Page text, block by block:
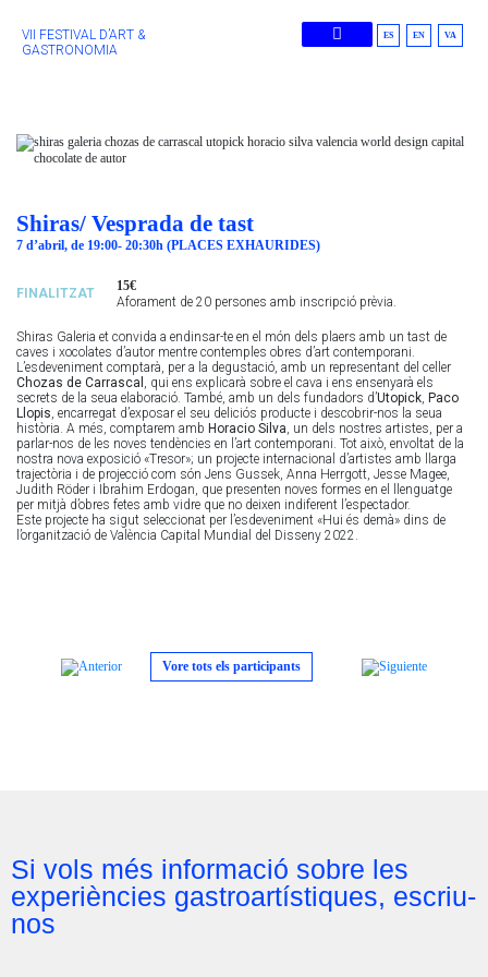
VII FESTIVAL D’ART &
GASTRONOMIA
ES EN VA
Shiras/ Vesprada de tast
7 d’abril, de 19:00- 20:30h (PLACES EXHAURIDES)
FINALITZAT
15€
Aforament de 20 persones amb inscripció prèvia.
Shiras Galeria et convida a endinsar-te en el món dels plaers amb un tast de
caves i xocolates d’autor mentre contemples obres d’art contemporani.
L’esdeveniment comptarà, per a la degustació, amb un representant del celler
Chozas de Carrascal
, qui ens explicarà sobre el cava i ens ensenyarà els
secrets de la seua elaboració. També, amb un dels fundadors d’Utopick Paco
Llopis , encarregat d’exposar el seu deliciós producte i descobrir-nos la seua
història. A més, comptarem amb Horacio Silva , un dels nostres artistes, per a
parlar-nos de les noves tendències en l’art contemporani. Tot això, envoltat de la
nostra nova exposició «Tresor»; un projecte internacional d’artistes amb llarga
trajectòria i de projecció com són Jens Gussek, Anna Herrgott, Jesse Magee,
Judith Röder i Ibrahim Erdogan, que presenten noves formes en el llenguatge
per mitjà d’obres fetes amb vidre que no deixen indiferent l’espectador.
Este projecte ha sigut seleccionat per l’esdeveniment «Hui és demà» dins de
l’organització de València Capital Mundial del Disseny 2022.
Vore tots els participants
Si vols més informació sobre les
experiències gastroartístiques, escriu-
nos